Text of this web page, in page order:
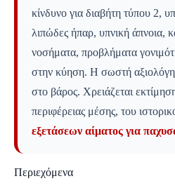
κίνδυνο για διαβήτη τύπου 2,
λιπώδες ήπαρ, υπνική άπνοια,
νοσήματα, προβλήματα
στην κύηση. Η σωστή
στο βάρος. Χρειάζεται
περιφέρειας μέσης, του
εξετάσεων αίματος για
Περιεχόμενα